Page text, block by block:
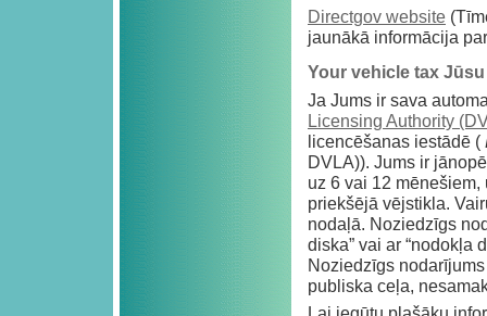
Directgov website
jaunākā informācija
Your vehicle tax
Ja Jums ir sava
Licensing Authority
licencēšanas iestādē (
DVLA)). Jums ir
uz 6 vai 12
priekšējā vējstikla.
nodaļā. Noziedzīgs
diska” vai ar “nodokļa
Noziedzīgs
publiska ceļa,